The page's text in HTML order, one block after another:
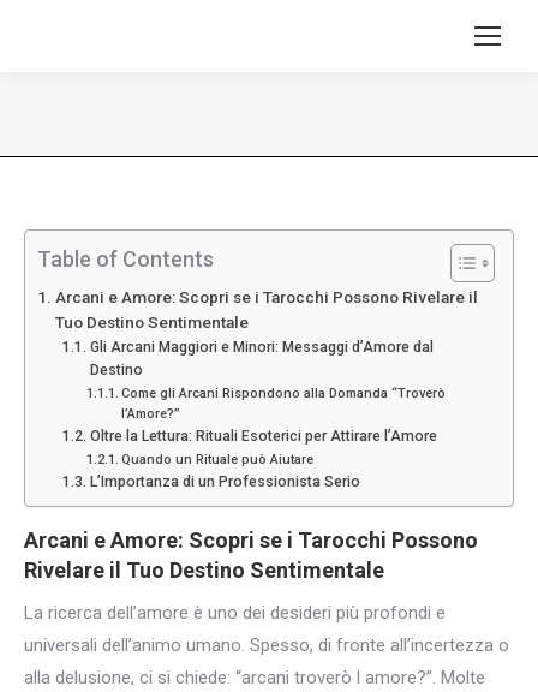
Table of Contents
Arcani e Amore: Scopri se i Tarocchi Possono Rivelare il
Tuo Destino Sentimentale
Gli Arcani Maggiori e Minori: Messaggi d’Amore dal
Destino
Come gli Arcani Rispondono alla Domanda “Troverò
l’Amore?”
Oltre la Lettura: Rituali Esoterici per Attirare l’Amore
Quando un Rituale può Aiutare
L’Importanza di un Professionista Serio
Arcani e Amore: Scopri se i Tarocchi Possono
Rivelare il Tuo Destino Sentimentale
La ricerca dell’amore è uno dei desideri più profondi e
universali dell’animo umano. Spesso, di fronte all’incertezza o
alla delusione, ci si chiede: “arcani troverò l amore?”. Molte